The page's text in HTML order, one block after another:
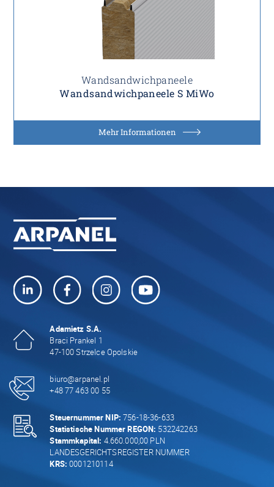
Wandsandwichpaneele
Wandsandwichpaneele S MiWo
Mehr Informationen
Adamietz S.A.
Braci Prankel 1
47-100 Strzelce Opolskie
biuro@arpanel.pl
+48 77 463 00 55
Steuernummer NIP: 756-18-36-633
Statistische Nummer REGON: 532242263
Stammkapital: 4.660.000,00 PLN
LANDESGERICHTSREGISTER NUMMER
KRS: 0001210114